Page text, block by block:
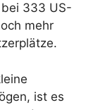
333 US-
mehr
ist es